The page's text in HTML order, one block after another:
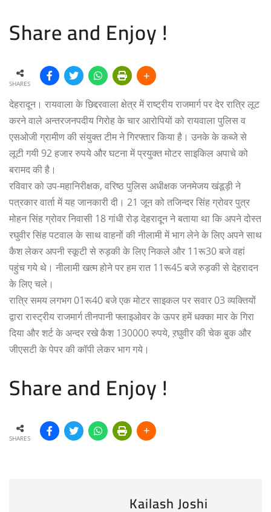
Share and Enjoy !
SHARES
देहरादून। रायवाला के छिद्दरवाला क्षेत्र में राष्ट्रीय राजमार्ग पर देर रात्रि लूट
करने वाले अन्तरजनपदीय गिरोह के चार आरोपियों को रायवाला पुलिस व
एसओजी ग्रामीण की संयुक्त टीम ने गिरफ्तार किया है। उनके के कब्जे से
लूटी गयी 92 हजार रुपये और घटना में प्रयुक्त मोटर साइकिल अपाचे को
बरामद की है।
रविवार को उप-महानिरीक्षक, वरिष्ठ पुलिस अधीक्षक जनमेजय खंडूड़ी ने
पत्रकार वार्ता में यह जानकारी दी। 21 जून को तजिन्दर सिंह ग्रोवर पुत्र
मोहन सिंह ग्रोवर निवासी 18 गांधी रोड़ देहरादून ने बताया था कि अपने दोस्त
रघुवीर सिंह पटवाल के साथ वाहनों की नीलामी में भाग लेने के लिए अपने साथ
कैश लेकर अपनी स्कूटी से रुड़की के लिए निकले और 11रू30 बजे वहां
पहुंच गये थे। नीलामी खत्म होने पर हम रात 11रू45 बजे रुड़की से देहरादन
के लिए चले।
रात्रि समय लगभग 01रू40 बजे एक मोटर साइकल पर सवार 03 व्यक्तियों
द्वारा रास्ट्रीय राजमार्ग तीनपानी फ्लाइओवर के ऊपर हमें धक्का मार के गिरा
दिया और शर्ट के अन्दर रखे कैश 130000 रुपये, ऱघुवीर की चेक बुक और
जीएसटी के पेपर की कॉपी लेकर भाग गये।
Share and Enjoy !
SHARES
Kailash Joshi